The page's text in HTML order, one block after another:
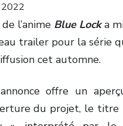
2022
l’anime Blue Locka
trailer pour la série
cet automne.
offre un
du projet, le titre